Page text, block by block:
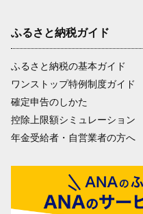
ふるさと納税ガイド
ふるさと納税の基本ガイド
ワンストップ特例制度ガイド
確定申告のしかた
控除上限額シミュレーション
年金受給者・自営業者の方へ